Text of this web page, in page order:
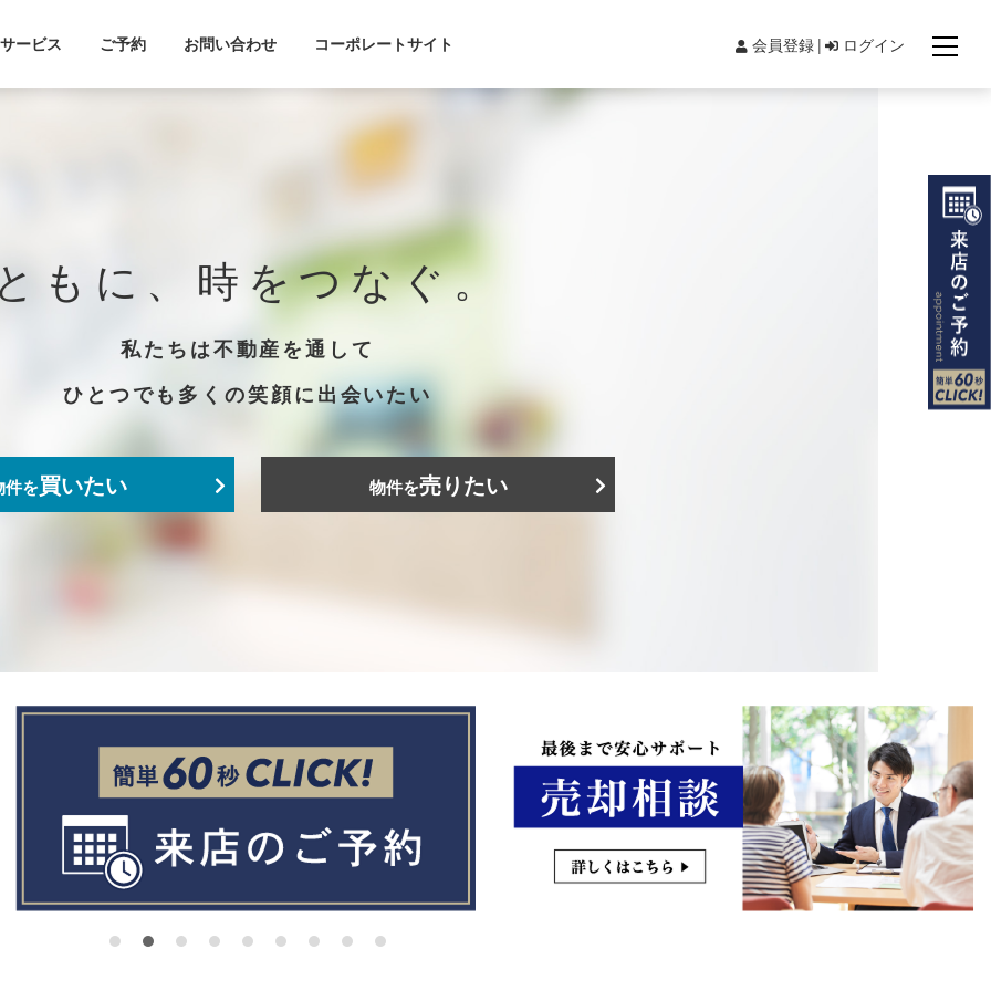
サービス ご予約 お問い合わせ コーポレートサイト 会員登録 ログイン
もに、時をつなぐ。
私たちは不動産を通して
ひとつでも多くの笑顔に出会いたい
件を買いたい 物件を売りたい